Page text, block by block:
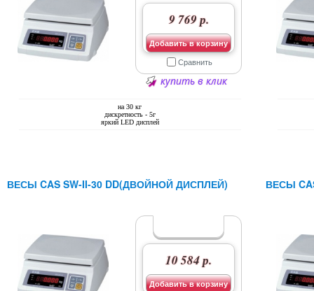
на 30 кг
дискретность - 5г
яркий LED дисплей
9 769 р.
Добавить в корзину
Сравнить
купить в клик
ВЕСЫ CAS SW-II-30 DD(ДВОЙНОЙ ДИСПЛЕЙ)
10 584 р.
Добавить в корзину
ВЕСЫ